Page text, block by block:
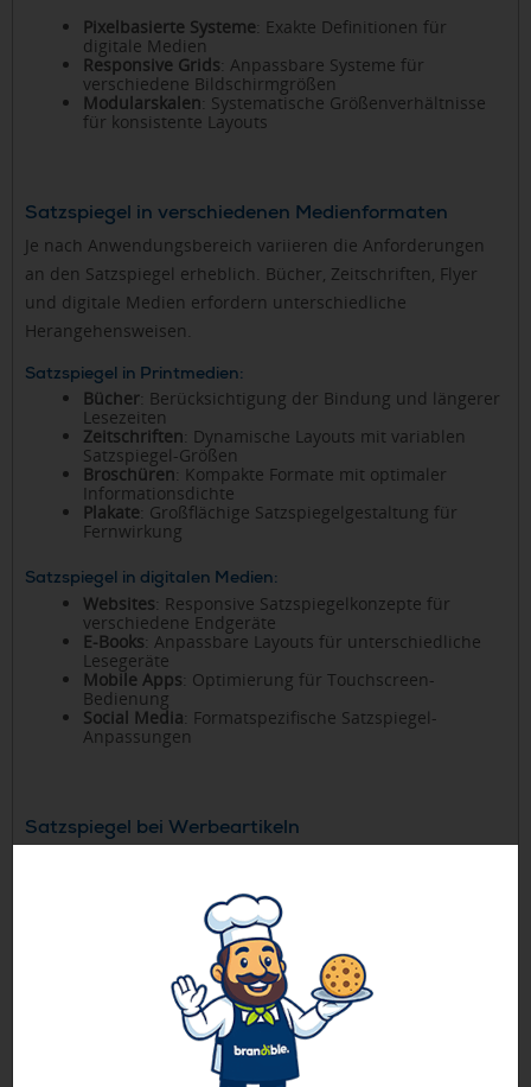
Pixelbasierte Systeme: Exakte Definitionen für
digitale Medien
Responsive Grids: Anpassbare Systeme für
verschiedene Bildschirmgrößen
Modularskalen: Systematische Größenverhältnisse
für konsistente Layouts
Satzspiegel in verschiedenen Medienformaten
Je nach Anwendungsbereich variieren die Anforderungen
an den Satzspiegel erheblich. Bücher, Zeitschriften, Flyer
und digitale Medien erfordern unterschiedliche
Herangehensweisen.
Satzspiegel in Printmedien:
Bücher: Berücksichtigung der Bindung und längerer
Lesezeiten
Zeitschriften: Dynamische Layouts mit variablen
Satzspiegel-Größen
Broschüren: Kompakte Formate mit optimaler
Informationsdichte
Plakate: Großflächige Satzspiegelgestaltung für
Fernwirkung
Satzspiegel in digitalen Medien:
Websites: Responsive Satzspiegelkonzepte für
verschiedene Endgeräte
E-Books: Anpassbare Layouts für unterschiedliche
Lesegeräte
Mobile Apps: Optimierung für Touchscreen-
Bedienung
Social Media: Formatspezifische Satzspiegel-
Anpassungen
Satzspiegel bei Werbeartikeln
Wirkung von Markenelementen. Der verfügbare
Druckbereich bestimmt, wie Logos, Texte und zusätzliche
Gestaltungselemente harmonisch arrangiert werden
Die Berücksichtigung des Satzspiegels bei Werbeartikeln